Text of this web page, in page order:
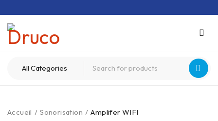
Accueil / Sonorisation / Amplifer WIFI